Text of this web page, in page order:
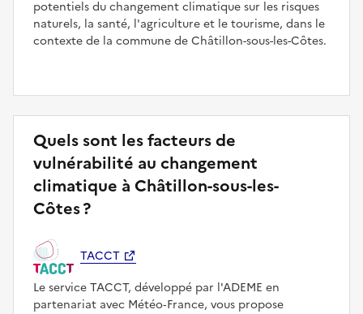
potentiels du changement climatique sur les risques
naturels, la santé, l'agriculture et le tourisme, dans le
contexte de la commune de Châtillon-sous-les-Côtes.
Quels sont les facteurs de
vulnérabilité au changement
climatique à Châtillon-sous-les-
Côtes ?
TACCT
Le service TACCT, développé par l'ADEME en
partenariat avec Météo‑France, vous propose